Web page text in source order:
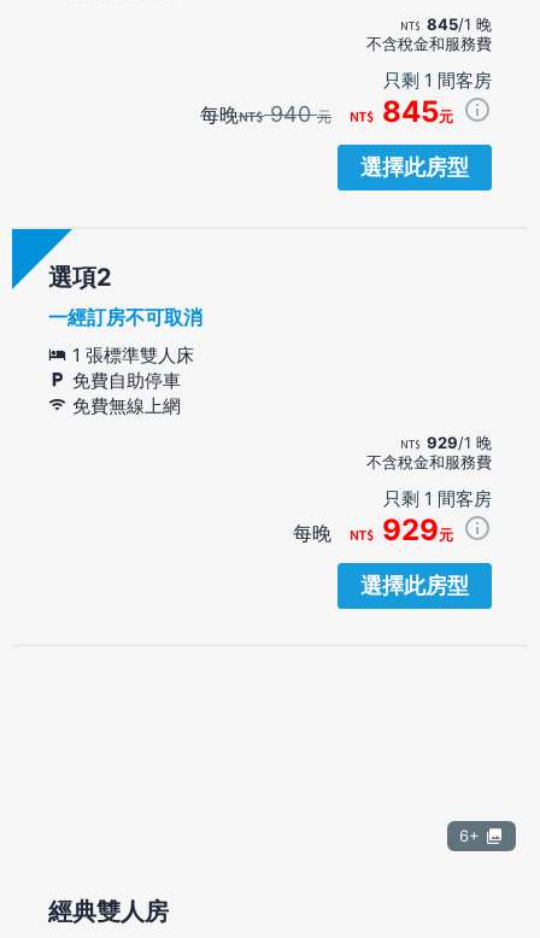
845/1 晚
不含稅金和服務費
只剩 1 間客房
每晚 940元 845元
選擇此房型
選項
一經訂房不可取消
1 張標準雙人床
免費自助停車
免費無線上網
929/1 晚
不含稅金和服務費
只剩 1 間客房
每晚 929元
選擇此房型
6+
經典雙人房